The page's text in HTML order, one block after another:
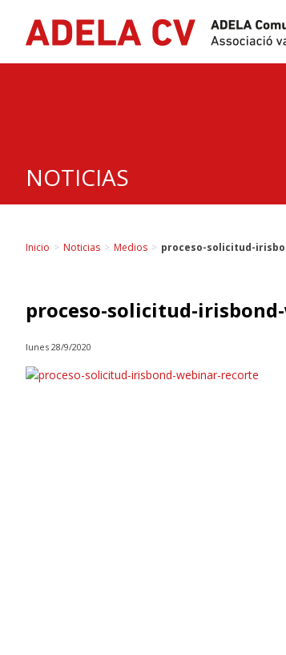
NOTICIAS
Inicio > Noticias > Medios > proceso-solicitud-
proceso-solicitud-
lunes 28/9/2020